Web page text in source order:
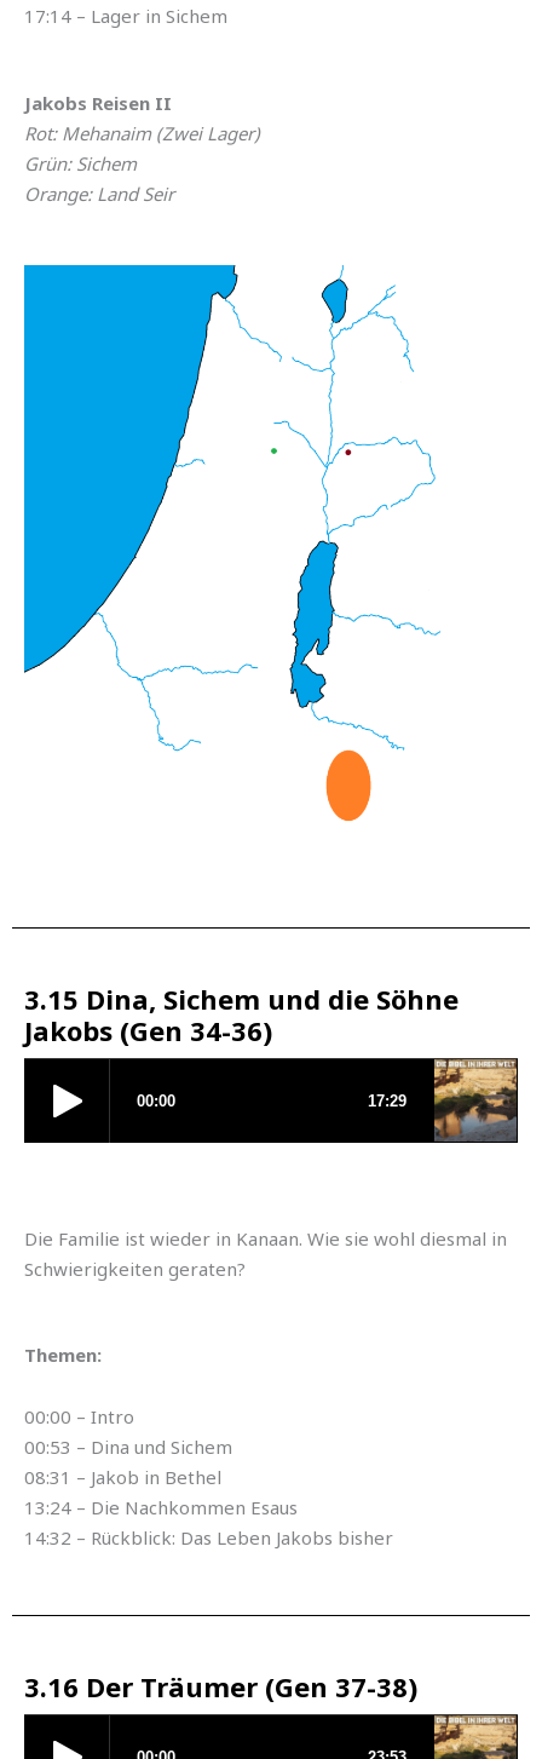
17:14 – Lager in Sichem
Jakobs Reisen II
Rot: Mehanaim (Zwei Lager)
Grün: Sichem
Orange: Land Seir
3.15 Dina, Sichem und die Söhne
Jakobs (Gen 34-36)
Die Familie ist wieder in Kanaan. Wie sie wohl diesmal in
Schwierigkeiten geraten?
Themen:
00:00 – Intro
00:53 – Dina und Sichem
08:31 – Jakob in Bethel
13:24 – Die Nachkommen Esaus
14:32 – Rückblick: Das Leben Jakobs bisher
3.16 Der Träumer (Gen 37-38)